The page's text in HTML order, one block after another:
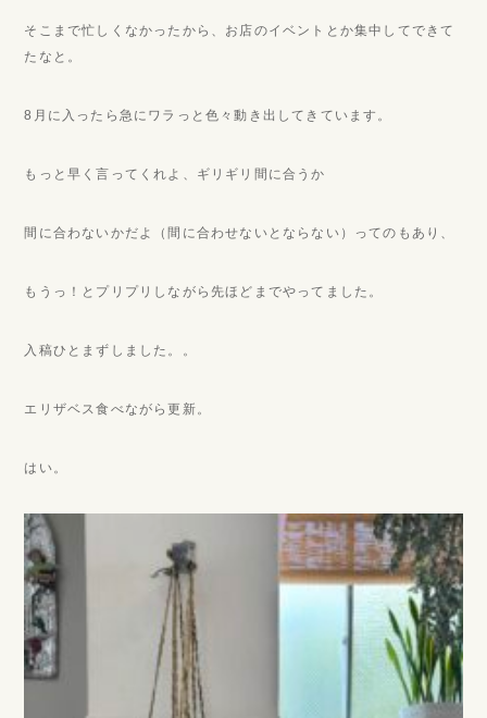
そこまで忙しくなかったから、お店のイベントとか集中してできて
たなと。
8月に入ったら急にワラっと色々動き出してきています。
もっと早く言ってくれよ、ギリギリ間に合うか
間に合わないかだよ（間に合わせないとならない）ってのもあり、
もうっ！とプリプリしながら先ほどまでやってました。
入稿ひとまずしました。。
エリザベス食べながら更新。
はい。